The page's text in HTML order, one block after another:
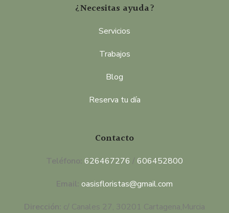
¿Necesitas ayuda?
Servicios
Trabajos
Blog
Reserva tu día
Contacto
Teléfono: 626467276 / 606452800
Email: oasisfloristas@gmail.com
Dirección: c/ Canales 27, 30201 Cartagena,Murcia